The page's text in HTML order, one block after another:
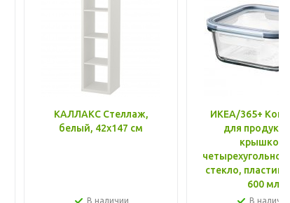
КАЛЛАКС Стеллаж,
белый, 42x147 см
В наличии
ИКЕА/365+
для
крышкой,
стекло, пластик
600 мл
В